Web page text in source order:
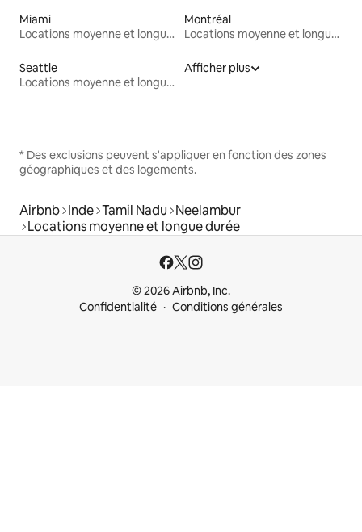
Miami
Locations moyenne et longue durée
Montréal
Locations moyenne et longue durée
Seattle
Locations moyenne et longue durée
Afficher plus
* Des exclusions peuvent s'appliquer en fonction des zones
géographiques et des logements.
Airbnb Inde Tamil Nadu Neelambur
Locations moyenne et longue durée
© 2026 Airbnb, Inc.
Confidentialité
Conditions générales